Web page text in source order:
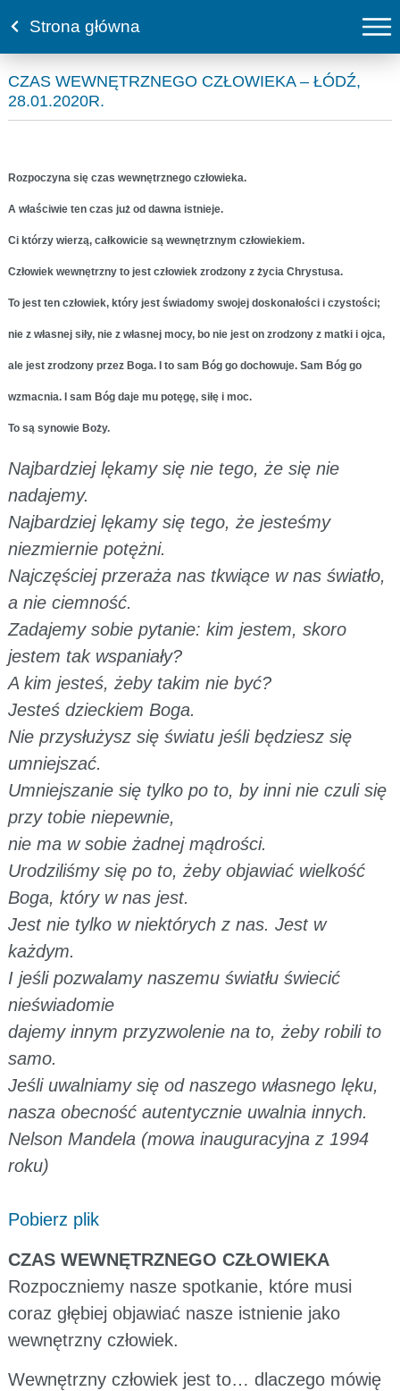
Strona główna
CZAS WEWNĘTRZNEGO CZŁOWIEKA – ŁÓDŹ,
28.01.2020R.
Rozpoczyna się czas wewnętrznego człowieka.
A właściwie ten czas już od dawna istnieje.
Ci którzy wierzą, całkowicie są wewnętrznym człowiekiem.
Człowiek wewnętrzny to jest człowiek zrodzony z życia Chrystusa.
To jest ten człowiek, który jest świadomy swojej doskonałości i czystości;
nie z własnej siły, nie z własnej mocy, bo nie jest on zrodzony z matki i ojca,
ale jest zrodzony przez Boga. I to sam Bóg go dochowuje. Sam Bóg go
wzmacnia. I sam Bóg daje mu potęgę, siłę i moc.
To są synowie Boży.
Najbardziej lękamy się nie tego, że się nie
nadajemy.
Najbardziej lękamy się tego, że jesteśmy
niezmiernie potężni.
Najczęściej przeraża nas tkwiące w nas światło,
a nie ciemność.
Zadajemy sobie pytanie: kim jestem, skoro
jestem tak wspaniały?
A kim jesteś, żeby takim nie być?
Jesteś dzieckiem Boga.
Nie przysłużysz się światu jeśli będziesz się
umniejszać.
Umniejszanie się tylko po to, by inni nie czuli się
przy tobie niepewnie,
nie ma w sobie żadnej mądrości.
Urodziliśmy się po to, żeby objawiać wielkość
Boga, który w nas jest.
Jest nie tylko w niektórych z nas. Jest w
każdym.
I jeśli pozwalamy naszemu światłu świecić
nieświadomie
dajemy innym przyzwolenie na to, żeby robili to
samo.
Jeśli uwalniamy się od naszego własnego lęku,
nasza obecność autentycznie uwalnia innych.
Nelson Mandela (mowa inauguracyjna z 1994
roku)
Pobierz plik
CZAS WEWNĘTRZNEGO CZŁOWIEKA
Rozpoczniemy nasze spotkanie, które musi
coraz głębiej objawiać nasze istnienie jako
wewnętrzny człowiek.
Wewnętrzny człowiek jest to… dlaczego mówię